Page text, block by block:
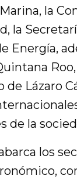
la
la
Energía,
Lázaro
de la
los